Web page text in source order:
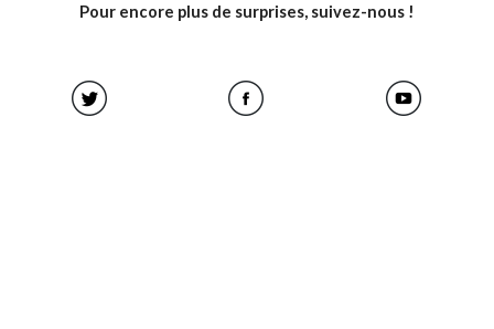
Pour encore plus de surprises, suivez-nous !